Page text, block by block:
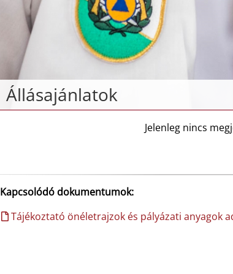
Állásajánlatok
Jelenleg nincs
Kapcsolódó dokumentumok:
Tájékoztató önéletrajzok és pályázati anyagok